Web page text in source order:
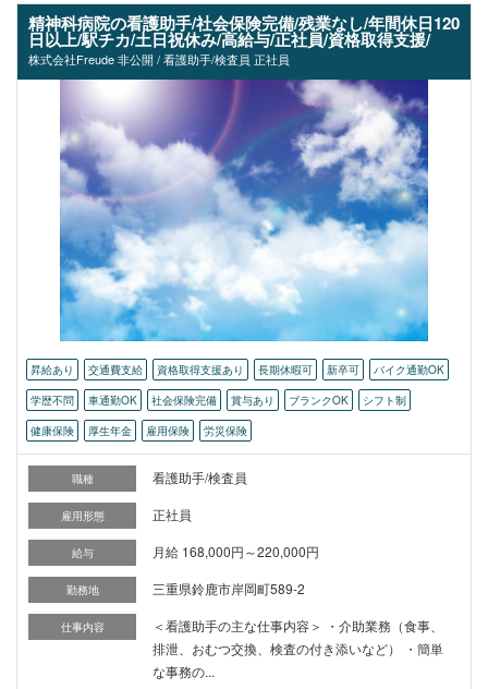
精神科病院の看護助手/社会保険完備/残業なし/年間休日120
日以上/駅チカ/土日祝休み/高給与/正社員/資格取得支援/
株式会社Freude 非公開 / 看護助手/検査員 正社員
昇給あり 交通費支給 資格取得支援あり 長期休暇可 新卒可
バイク通勤OK
学歴不問
車通勤OK 社会保険完備 賞与あり ブランクOK
シフト制
健康保険
厚生年金 雇用保険 労災保険
職種 看護助手/検査員
雇用形態 正社員
給与 月給 168,000円～220,000円
勤務地 三重県鈴鹿市岸岡町589-2
仕事内容
＜看護助手の主な仕事内容＞ ・介助業務（食事、
排泄、おむつ交換、検査の付き添いなど） ・簡単
な事務の...